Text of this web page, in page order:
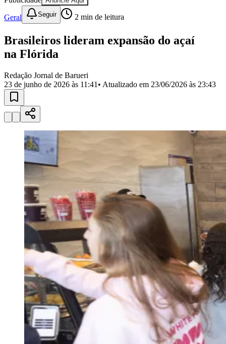
Bairros de Barueri
Selecione sua regiãoPara notícias da sua região
AldeiaAldeia da Serra
VistaCalifórniaCarapicuíba
RegiãoCotia Cruz PretaEngenho NovoFazenda
Militar
Califórnia
Esperança
JulioJardim Líbano
MutingaJardim ParaísoJardim PaulistaJardim ReginaliceJardim São
Jardim São Pedro
Jardim
Jardim Tupanci
Parque dos
Parque VianaPirapora
do Bom JesusRecanto Phrynéa
Santana de
Parnaíba
Vila Boa Vista
do CondeVila Engenho Novo Vila Márcia
Vila Nossa Sra. da
Escada Vila PortoVotupoca
Para Sua Empresa
Anuncie no Portal
Guia de Empresas
Novo
Publicidade Legal
Negócios Regionais
Turismo
Segurança Regional
Hospitais Estaduais
Parques & Represas
Cidades da Região
Santana de Parnaíba
Osasco JandiraItapeviCotiaPirapora
do Bom JesusAraçariguama
Franco da
Geral Seguir 2 min de leitura
Brasileiros lideram expansão do açaí
na Flórida
Redação Jornal de Barueri
23 de junho de 2026 às 11:41 • Atualizado em 23/06/2026 às 23:43